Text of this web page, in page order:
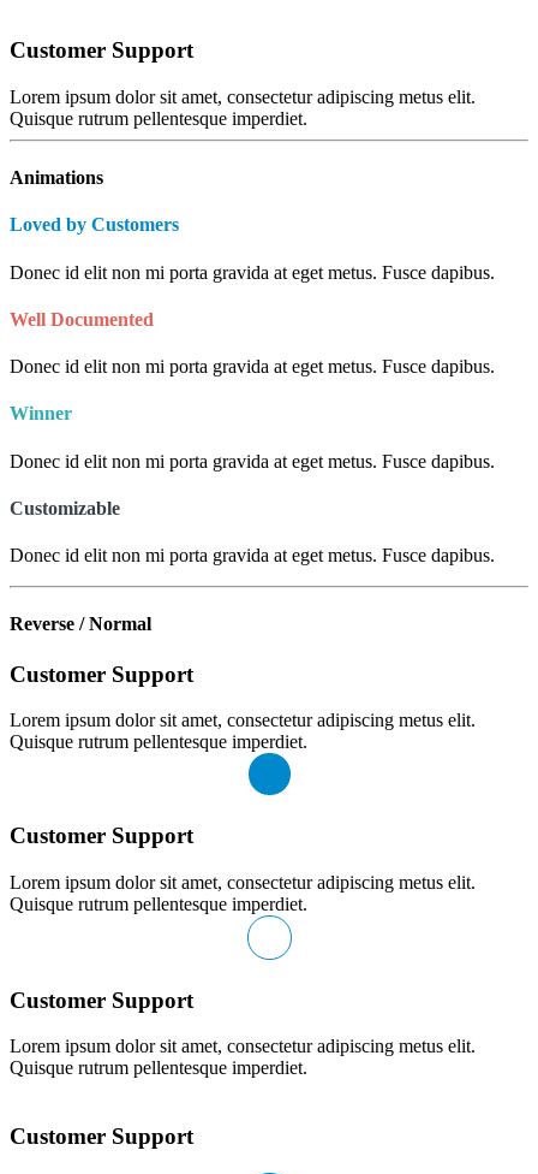
Customer Support
Lorem ipsum dolor sit amet, consectetur adipiscing metus elit.
Quisque rutrum pellentesque imperdiet.
Animations
Loved by Customers
Donec id elit non mi porta gravida at eget metus. Fusce dapibus.
Well Documented
Donec id elit non mi porta gravida at eget metus. Fusce dapibus.
Winner
Donec id elit non mi porta gravida at eget metus. Fusce dapibus.
Customizable
Donec id elit non mi porta gravida at eget metus. Fusce dapibus.
Reverse / Normal
Customer Support
Lorem ipsum dolor sit amet, consectetur adipiscing metus elit.
Quisque rutrum pellentesque imperdiet.
Customer Support
Lorem ipsum dolor sit amet, consectetur adipiscing metus elit.
Quisque rutrum pellentesque imperdiet.
Customer Support
Lorem ipsum dolor sit amet, consectetur adipiscing metus elit.
Quisque rutrum pellentesque imperdiet.
Customer Support